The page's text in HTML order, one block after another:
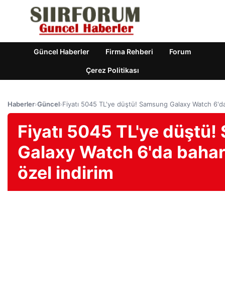
Güncel Haberler Firma Rehberi Forum
Çerez Politikası
Haberler›Güncel›Fiyatı 5045 TL'ye düştü! Samsung Galaxy Watch
Fiyatı 5045 TL'ye düştü!
Galaxy Watch 6'da
özel indirim